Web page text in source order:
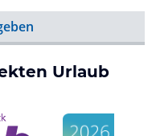
Urlaub